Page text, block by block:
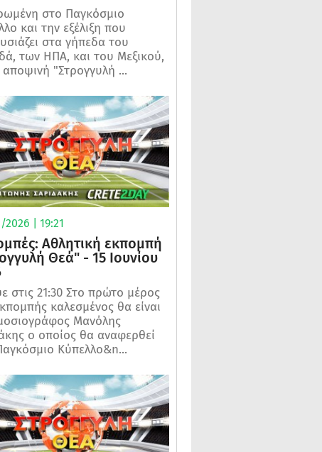
στο Παγκόσμιο
και την εξέλιξη που
στα γήπεδα του
των ΗΠΑ, και του Μεξικού,
αποψινή "Στρογγυλή ...
| 19:21
Αθλητική εκπομπή
Θεά" - 15 Ιουνίου
στις 21:30 Στο πρώτο μέρος
καλεσμένος θα είναι
Μανόλης
ο οποίος θα αναφερθεί
Κύπελλο&n...